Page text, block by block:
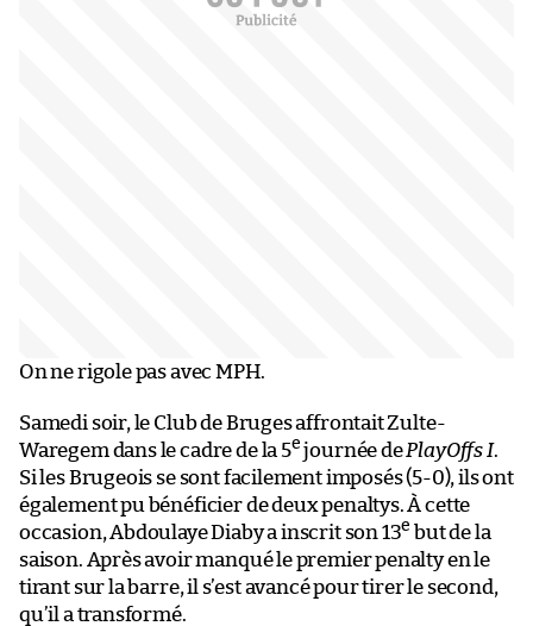
On ne rigole pas avec MPH.
Samedi soir, le Club de Bruges affrontait Zulte-
Waregem dans le cadre de la 5e journée dePlayOffs I.
Si les Brugeois se sont facilement imposés (5-0), ils ont
également pu bénéficier de deux penaltys. À cette
occasion, Abdoulaye Diaby a inscrit son 13e but de la
saison. Après avoir manqué le premier penalty en le
tirant sur la barre, il s’est avancé pour tirer le second,
qu’il a transformé.